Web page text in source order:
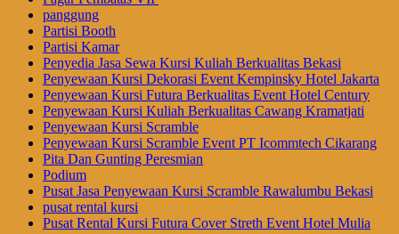
panggung
Partisi Booth
Partisi Kamar
Penyedia Jasa Sewa Kursi Kuliah Berkualitas Bekasi
Penyewaan Kursi Dekorasi Event Kempinsky Hotel Jakarta
Penyewaan Kursi Futura Berkualitas Event Hotel Century
Penyewaan Kursi Kuliah Berkualitas Cawang Kramatjati
Penyewaan Kursi Scramble
Penyewaan Kursi Scramble Event PT Icommtech Cikarang
Pita Dan Gunting Peresmian
Podium
Pusat Jasa Penyewaan Kursi Scramble Rawalumbu Bekasi
pusat rental kursi
Pusat Rental Kursi Futura Cover Streth Event Hotel Mulia